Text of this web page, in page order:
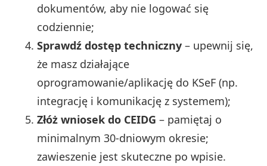
dokumentów, aby nie logować się
codziennie;
Sprawdź dostęp techniczny – upewnij się,
że masz działające
oprogramowanie/aplikację do KSeF (np.
integrację i komunikację z systemem);
Złóż wniosek do CEIDG – pamiętaj o
minimalnym 30-dniowym okresie;
zawieszenie jest skuteczne po wpisie.